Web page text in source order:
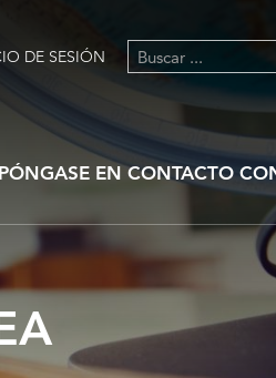
DE SESIÓN
PÓNGASE EN CONTACTO